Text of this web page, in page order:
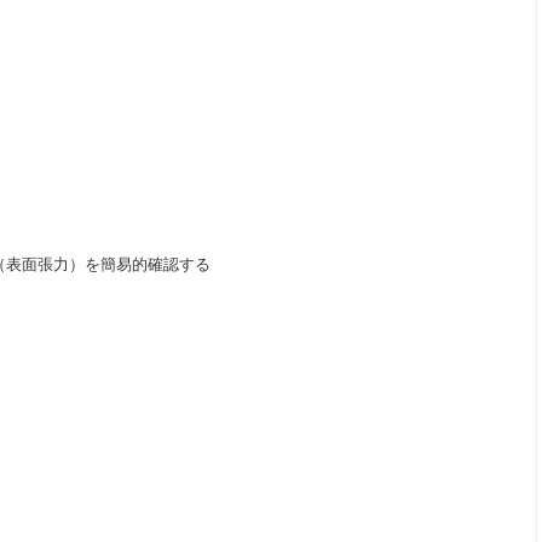
面張力）を簡易的確認する